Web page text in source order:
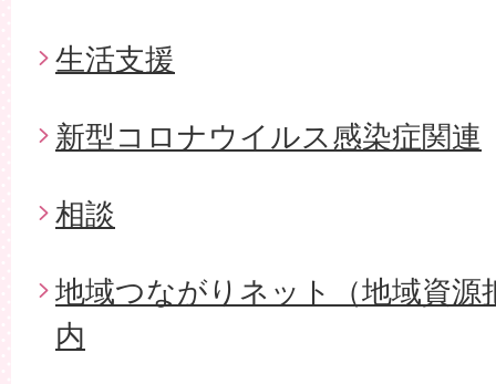
生活支援
新型コロナウイルス感染症関連
相談
地域つながりネット（地域資源
内